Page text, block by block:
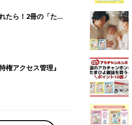
たら！2冊の「たま
権アクセス管理』